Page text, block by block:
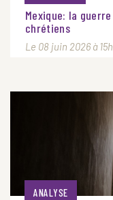
Mexique: la
chrétiens
Le 08 juin 2026 à
ANALYSE